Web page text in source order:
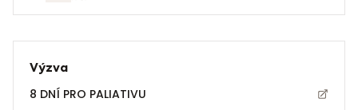
Výzva
8 DNÍ PRO PALIATIVU